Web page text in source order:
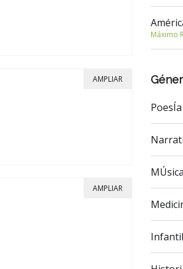
AMPLIAR
AMPLIAR
Máximo